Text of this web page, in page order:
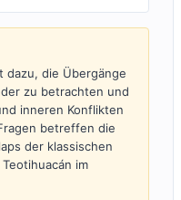
dazu, die Übergänge
zu betrachten und
inneren Konflikten
betreffen die
der klassischen
im